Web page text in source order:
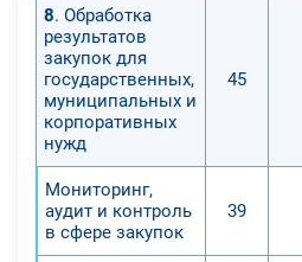
8. Обработка
результатов
закупок для
государственных,
муниципальных и
корпоративных
нужд
45
Мониторинг,
аудит и контроль
в сфере закупок
39